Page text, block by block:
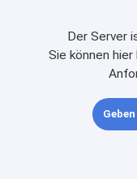
Der Server
Sie können